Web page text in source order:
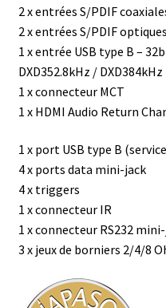
2 x entrées S/PDIF
2 x entrées S/PDIF
1 x entrée USB type B –
DXD352.8kHz / DXD384kHz
1 x connecteur MCT
1 x HDMI Audio Return
1 x port USB type B
4 x ports data mini-jack
4 x triggers
1 x connecteur IR
1 x connecteur RS232
3 x jeux de borniers 2/4/8